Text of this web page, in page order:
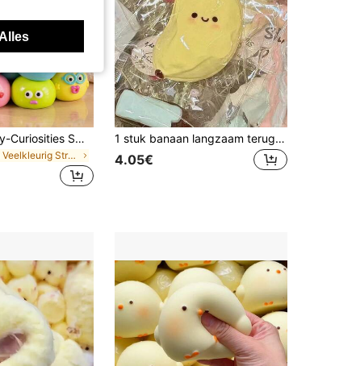
Nieuwe Squishy-Curiosities Smushers hondengezicht-ruilknijpspeeltje, zacht langzaam terugspringend stressverlichtend speelgoed, verlicht stress en angst, schattig hondengezicht zintuiglijk vingerspeeltje, geschikt voor angstverlichting bij volwassenen, ideaal verjaardagscadeau voor jongens en meisjes
in Veelkleurig Stressverlichtend speelgoed
1 stuk banaan langzaam terugverend squishy speelgoed, schattige langzaam terugverende squishy, stressverlichtend speelgoed, leuk stressverlichtend speelgoed, injecteerbare bubbel, draagbare stressverlichtende squishy voor op reis, squishy, geschikt voor kinderen van alle leeftijden met autisme, ideaal vakantiecadeau, leuk schattig cadeau, verjaardagscadeau, paascadeau, Halloweencadeau, kerstcadeau
4.05€